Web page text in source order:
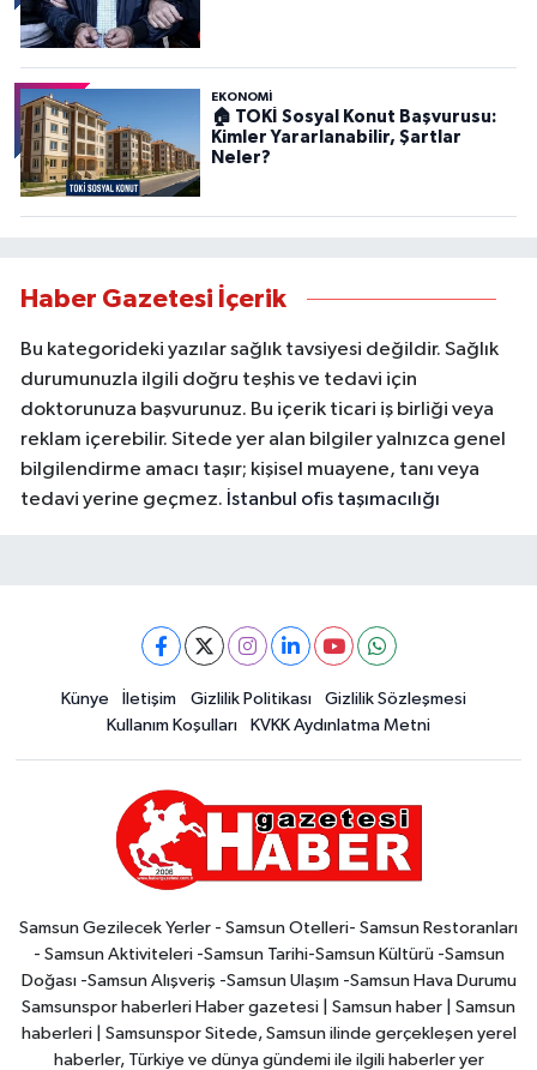
EKONOMİ
🏠 TOKİ Sosyal Konut Başvurusu:
Kimler Yararlanabilir, Şartlar
Neler?
Haber Gazetesi İçerik
Bu kategorideki yazılar sağlık tavsiyesi değildir. Sağlık
durumunuzla ilgili doğru teşhis ve tedavi için
doktorunuza başvurunuz. Bu içerik ticari iş birliği veya
reklam içerebilir. Sitede yer alan bilgiler yalnızca genel
bilgilendirme amacı taşır; kişisel muayene, tanı veya
tedavi yerine geçmez. İstanbul ofis taşımacılığı
Künye İletişim Gizlilik Politikası
Gizlilik Sözleşmesi
Kullanım Koşulları
KVKK Aydınlatma Metni
Samsun Gezilecek Yerler - Samsun Otelleri- Samsun Restoranları
- Samsun Aktiviteleri -Samsun Tarihi-Samsun Kültürü -Samsun
Doğası -Samsun Alışveriş -Samsun Ulaşım -Samsun Hava Durumu
Samsunspor haberleri Haber gazetesi | Samsun haber | Samsun
haberleri | Samsunspor Sitede, Samsun ilinde gerçekleşen yerel
haberler, Türkiye ve dünya gündemi ile ilgili haberler yer